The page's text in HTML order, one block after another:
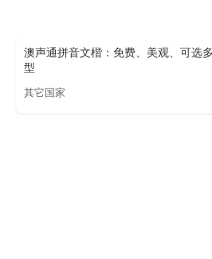
澳声通拼音文楷：免费、美观、可选
型
其它国家